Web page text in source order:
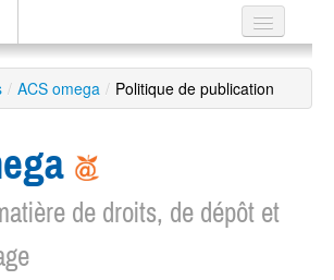
/ ACS omega / Politique de publication
de droits, de dépôt et